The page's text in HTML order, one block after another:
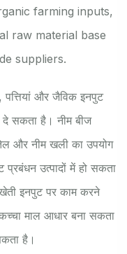
farming inputs,
raw material base
suppliers.
पत्तियां और जैविक इनपुट
दे सकता है। नीम बीज
और नीम खली का उपयोग
उत्पादों में हो सकता
इनपुट पर काम करने
माल आधार बना सकता
है।